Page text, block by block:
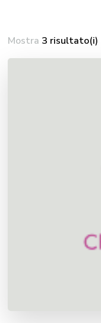
Mostra 3 risultato(i)